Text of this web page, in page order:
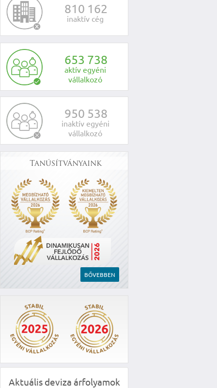
810 162
inaktív cég
653 738
aktív egyéni
vállalkozó
950 538
inaktív egyéni
vállalkozó
Tanúsítványaink
BŐVEBBEN
Aktuális deviza árfolyamok